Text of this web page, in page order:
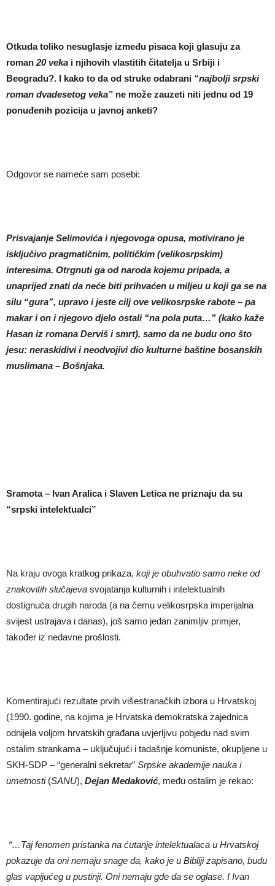
Otkuda toliko nesuglasje između pisaca koji glasuju za
roman 20 veka i njihovih vlastitih čitatelja u Srbiji i
Beogradu?. I kako to da od struke odabrani “najbolji srpski
roman dvadesetog veka” ne može zauzeti niti jednu od 19
ponuđenih pozicija u javnoj anketi?
Odgovor se nameće sam posebi:
Prisvajanje Selimovića i njegovoga opusa, motivirano je
isključivo pragmatičnim, političkim (velikosrpskim)
interesima. Otrgnuti ga od naroda kojemu pripada, a
unaprijed znati da neće biti prihvaćen u miljeu u koji ga se na
silu “gura”, upravo i jeste cilj ove velikosrpske rabote – pa
makar i on i njegovo djelo ostali “na pola puta…” (kako kaže
Hasan iz romana Derviš i smrt), samo da ne budu ono što
jesu: neraskidivi i neodvojivi dio kulturne baštine bosanskih
muslimana – Bošnjaka.
Sramota – Ivan Aralica i Slaven Letica ne priznaju da su
“srpski intelektualci”
Na kraju ovoga kratkog prikaza, koji je obuhvatio samo neke od
znakovitih slučajeva svojatanja kulturnih i intelektualnih
dostignuća drugih naroda (a na čemu velikosrpska imperijalna
svijest ustrajava i danas), još samo jedan zanimljiv primjer,
također iz nedavne prošlosti.
Komentirajući rezultate prvih višestranačkih izbora u Hrvatskoj
(1990. godine, na kojima je Hrvatska demokratska zajednica
odnijela voljom hrvatskih građana uvjerljivu pobjedu nad svim
ostalim strankama – uključujući i tadašnje komuniste, okupljene u
SKH-SDP – “generalni sekretar” Srpske akademije nauka i
umetnosti(SANU), Dejan Medaković, među ostalim je rekao:
“…Taj fenomen pristanka na ćutanje intelektualaca u Hrvatskoj
pokazuje da oni nemaju snage da, kako je u Bibliji zapisano, budu
glas vapijućeg u pustinji. Oni nemaju gde da se oglase. I Ivan